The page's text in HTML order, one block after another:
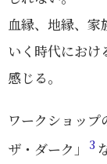
血縁、地縁、家
いく時代におけ
感じる。
ワークショップ
ザ・ダーク」
3